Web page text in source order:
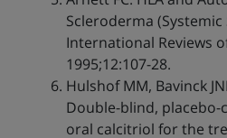
Scleroderma (Systemic
International Reviews
1995;12:107-28.
Hulshof MM, Bavinck
Double-blind,
oral calcitriol for the